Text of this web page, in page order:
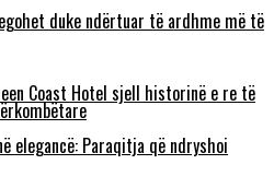
duke ndërtuar të ardhme më të
Coast Hotel sjell historinë e re të
elegancë: Paraqitja që ndryshoi